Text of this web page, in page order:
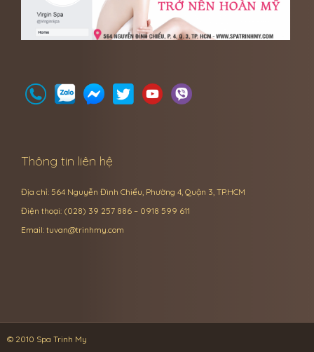
Thông tin liên hệ
Địa chỉ: 564 Nguyễn Đình Chiểu, Phường 4, Quận 3, TP.HCM
Điện thoại: (028) 39 257 886 – 0918 599 611
Email: tuvan@trinhmy.com
© 2010 Spa Trinh My